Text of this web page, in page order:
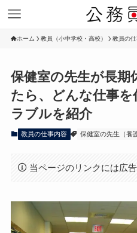
ホーム 教員（小中学校・高校） 教員の
保健室の先生が長期
たら、どんな仕事を
ラブルを紹介
教員の仕事内容 保健室の先生（養
当ページのリンクには広